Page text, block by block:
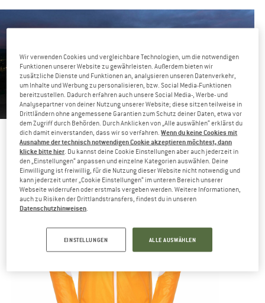
Nachts zu Laufen hat einen besonderen Charme – Photo Credit: Re Wikstrom
IN DER STADT
Wir verwenden Cookies und vergleichbare Technologien, um die notwendigen
Funktionen unserer Website zu gewährleisten. Außerdem bieten wir
zusätzliche Dienste und Funktionen an, analysieren unseren Datenverkehr,
um Inhalte und Werbung zu personalisieren, bzw. Social Media-Funktionen
bereitzustellen. Dadurch erfahren auch unsere Social Media-, Werbe- und
Analysepartner von deiner Nutzung unserer Website; diese sitzen teilweise in
Drittländern ohne angemessene Garantien zum Schutz deiner Daten, etwa vor
dem Zugriff durch Behörden. Durch Anklicken von „Alle auswählen“ erklärst du
dich damit einverstanden, dass wir so verfahren.Wenn du keine Cookies mit
Ausnahme der technisch notwendigen Cookie akzeptieren möchtest, dann
klicke bitte hier. Du kannst deine Cookie Einstellungen aber auch jederzeit in
den „Einstellungen“ anpassen und einzelne Kategorien auswählen. Deine
Einwilligung ist freiwillig, für die Nutzung dieser Website nicht notwendig und
kann jederzeit unter „Cookie Einstellungen“ im unteren Bereich unserer
Webseite widerrufen oder erstmals vergeben werden. Weitere Informationen,
auch zu Risiken der Drittlandstransfers, findest du in unseren
Datenschutzhinweisen.
EINSTELLUNGEN ALLE AUSWÄHLEN